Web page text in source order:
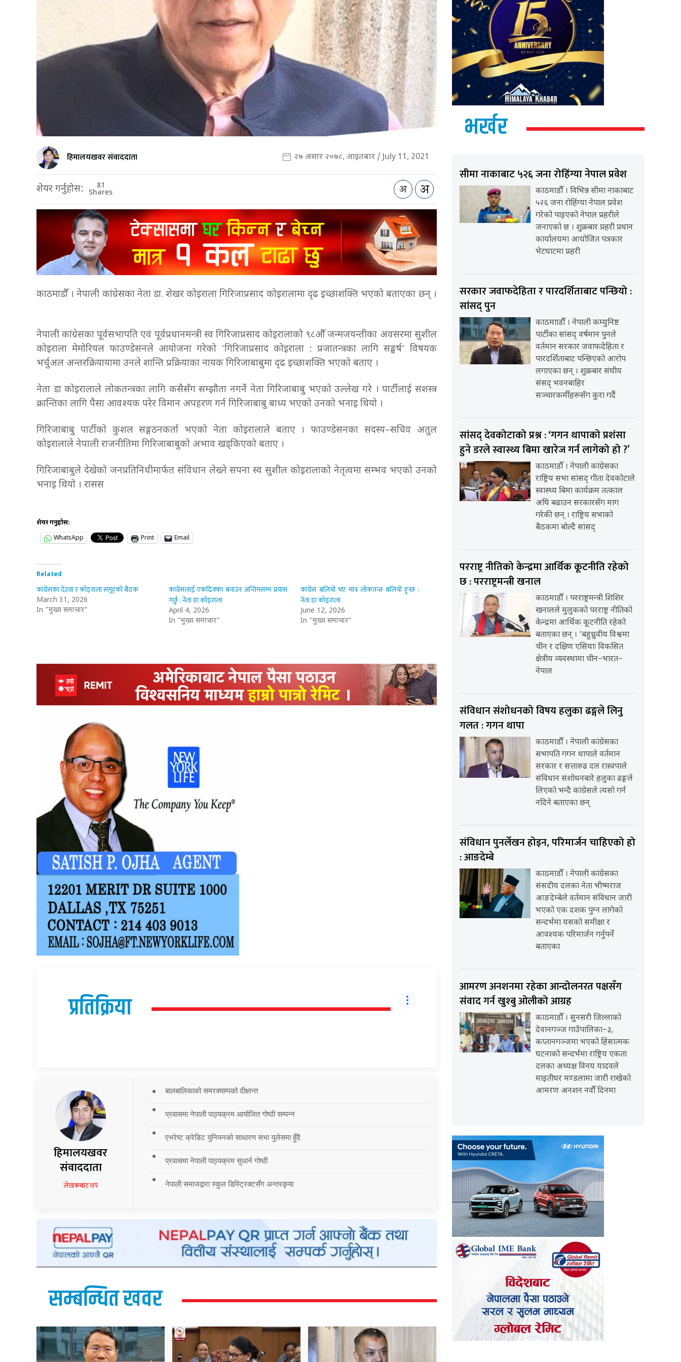
हिमालयखवर संवाददाता २७ असार २०७८, आइतबार / July 11, 2021
शेयर गर्नुहोस: 81
Shares
काठमाडौँ । नेपाली कांग्रेसका नेता डा. शेखर कोइराला गिरिजाप्रसाद कोइरालामा दृढ इच्छाशक्ति भएको बताएका छन् ।
नेपाली कांग्रेसका पूर्वसभापति एवं पूर्वप्रधानमन्त्री स्व गिरिजाप्रसाद कोइरालाको ९८औँ जन्मजयन्तीका अवसरमा सुशील
कोइराला मेमोरियल फाउण्डेसनले आयोजना गरेको ‘गिरिजाप्रसाद कोइराला : प्रजातन्त्रका लागि सङ्घर्ष’ विषयक
भर्चुअल अन्तरक्रियायामा उनले शान्ति प्रक्रियाका नायक गिरिजाबाबुमा दृढ इच्छाशक्ति भएको बताए ।
नेता डा कोइरालाले लोकतन्त्रका लागि कसैसँग सम्झौता नगर्ने नेता गिरिजाबाबु भएको उल्लेख गरे । पार्टीलाई सशस्त्र
क्रान्तिका लागि पैसा आवश्यक परेर विमान अपहरण गर्न गिरिजाबाबु बाध्य भएको उनको भनाइ थियो ।
गिरिजाबाबु पार्टीको कुशल सङ्गठनकर्ता भएको नेता कोइरालाले बताए । फाउण्डेसनका सदस्य–सचिव अतुल
कोइरालाले नेपाली राजनीतिमा गिरिजाबाबुको अभाव खड्किएको बताए ।
गिरिजाबाबुले देखेको जनप्रतिनिधीमार्फत संविधान लेख्ने सपना स्व सुशील कोइरालाको नेतृत्वमा सम्भव भएको उनको
भनाइ थियो । रासस
शेयर गर्नुहोस:
WhatsApp
Print Email
Related
कांग्रेसका देउवा र कोइराला समूहको बैठक
March 31, 2026
In "मुख्य समाचार"
कांग्रेसलाई एकढिक्का बनाउन अन्तिमसम्म प्रयास
गर्छु : नेता डा कोइराला
April 4, 2026
In "मुख्य समाचार"
कांग्रेस बलियो भए मात्र लोकतन्त्र बलियो हुन्छ :
नेता डा कोइराला
June 12, 2026
In "मुख्य समाचार"
प्रतिक्रिया
हिमालयखवर
संवाददाता
लेखकबाट थप
बालबालिकाको समरक्याम्पको दीक्षान्त
प्रवासमा नेपाली पाठ्यक्रम आयोजित गोष्ठी सम्पन्न
एभरेष्ट क्रेडिट युनियनको साधारण सभा युलेसमा हुँदै
प्रवासमा नेपाली पाठ्यक्रम सुधार्न गोष्ठी
नेपाली समाजद्वारा स्कुल डिस्ट्रिक्टसँग अन्तरकृया
सम्बन्धित खवर
भर्खर
सीमा नाकाबाट ५२६ जना रोहिंग्या नेपाल प्रवेश
काठमाडौँ । विभिन्न सीमा नाकाबाट
५२६ जना रोहिंग्या नेपाल प्रवेश
गरेको पाइएको नेपाल प्रहरीले
जनाएको छ । शुक्रबार प्रहरी प्रधान
कार्यालयमा आयोजित पत्रकार
भेटघाटमा प्रहरी
सरकार जवाफदेहिता र पारदर्शिताबाट पन्छियो :
सांसद् पुन
काठमााडौँ । नेपाली कम्युनिष्ट
पार्टीका सांसद् वर्षमान पुनले
वर्तमान सरकार जवाफदेहिता र
पारदर्शिताबाट पन्छिएको आरोप
लगाएका छन् । शुक्रबार संघीय
संसद् भवनबाहिर
सञ्चारकर्मीहरूसँग कुरा गर्दै
सांसद् देवकोटाको प्रश्न : ‘गगन थापाको प्रशंसा
हुने डरले स्वास्थ्य बिमा खारेज गर्न लागेको हो ?’
काठमाडौँ । नेपाली कांग्रेसका
राष्ट्रिय सभा सांसद् गीता देवकोटाले
स्वास्थ्य बिमा कार्यक्रम तत्काल
अघि बढाउन सरकारसँग माग
गरेकी छन् । राष्ट्रिय सभाको
बैठकमा बोल्दै सांसद्
परराष्ट्र नीतिको केन्द्रमा आर्थिक कूटनीति रहेको
छ : परराष्ट्रमन्त्री खनाल
काठमाडौँ । परराष्ट्रमन्त्री शिशिर
खनालले मुलुकको परराष्ट्र नीतिको
केन्द्रमा आर्थिक कूटनीति रहेको
बताएका छन् । ‘बहुध्रुवीय विश्वमा
चीन र दक्षिण एसियाः विकसित
क्षेत्रीय व्यवस्थामा चीन–भारत–
नेपाल
संविधान संशोधनको विषय हलुका ढङ्गले लिनु
गलत : गगन थापा
काठमाडौँ । नेपाली कांग्रेसका
सभापति गगन थापाले वर्तमान
सरकार र सत्तारुढ दल रास्वपाले
संविधान संशोधनबारे हलुका ढङ्गले
लिएको भन्दै कांग्रेसले त्यसो गर्न
नदिने बताएका छन्
संविधान पुनर्लेखन होइन, परिमार्जन चाहिएको हो
: आङदेम्बे
काठमाडौँ । नेपाली कांग्रेसका
संसदीय दलका नेता भीष्मराज
आङदेम्बेले वर्तमान संविधान जारी
भएको एक दशक पुग्न लागेको
सन्दर्भमा यसको समीक्षा र
आवश्यक परिमार्जन गर्नुपर्ने
बताएका
आमरण अनशनमा रहेका आन्दोलनरत पक्षसँग
संवाद गर्न खुश्बु ओलीको आग्रह
काठमाडौँ । सुनसरी जिल्लाको
देवानगञ्ज गाउँपालिका–३,
कप्तानगञ्जमा भएको हिंसात्मक
घटनाको सन्दर्भमा राष्ट्रिय एकता
दलका अध्यक्ष विनय यादवले
माइतीघर मण्डलामा जारी राखेको
आमरण अनशन नवौँ दिनमा